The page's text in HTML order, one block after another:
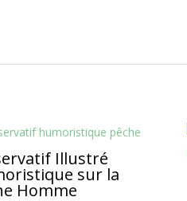
Illustré
sur la
Homme